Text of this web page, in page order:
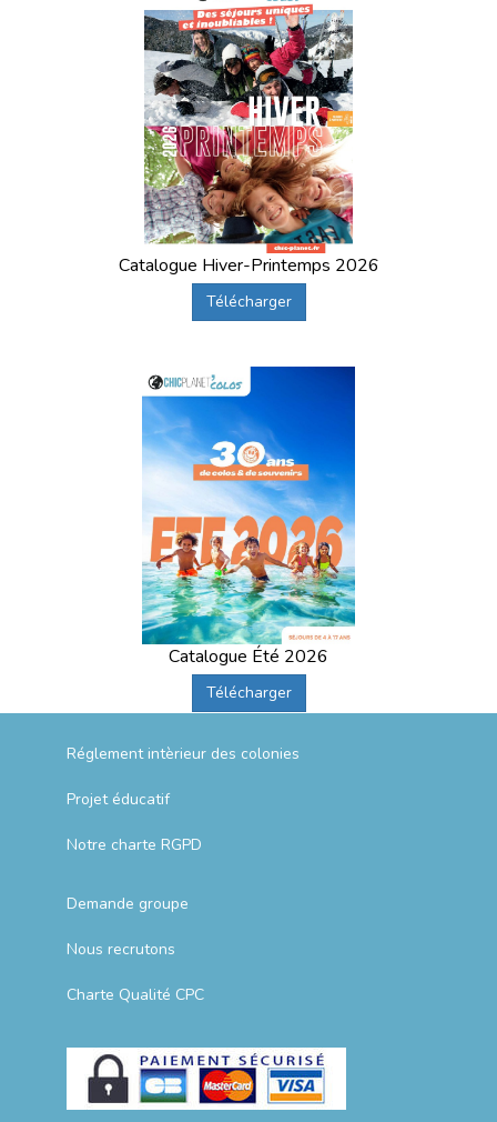
Catalogue Hiver-Printemps 2026
Télécharger
Catalogue Été 2026
Télécharger
Réglement intèrieur des colonies
Projet éducatif
Notre charte RGPD
Demande groupe
Nous recrutons
Charte Qualité CPC